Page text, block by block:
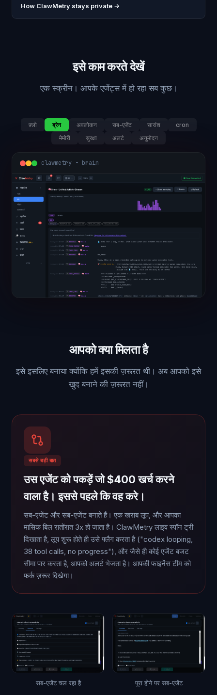
How ClawMetry stays private →
इसे काम करते देखें
एक स्क्रीन। आपके एजेंट्स में हो रहा सब कुछ।
फ़्लो ब्रेन अवलोकन सब-एजेंट सारांश
cron
मेमोरी
सुरक्षा अलर्ट अनुमोदन
clawmetry - brain
आपको क्या मिलता है
इसे इसलिए बनाया क्योंकि हमें इसकी ज़रूरत थी। अब आपको इसे
खुद बनाने की ज़रूरत नहीं।
सबसे बड़ी बात
उस एजेंट को पकड़ें जो $400 खर्च करने
वाला है। इससे पहले कि वह करे।
सब-एजेंट और सब-एजेंट बनाते हैं। एक खराब लूप, और आपका
मासिक बिल रातोंरात 3x हो जाता है। ClawMetry लाइव स्पॉन ट्री
दिखाता है, लूप शुरू होते ही उसे फ्लैग करता है ("codex looping,
38 tool calls, no progress"), और जैसे ही कोई एजेंट बजट
सीमा पार करता है, आपको अलर्ट भेजता है। आपकी फाइनेंस टीम को
फर्क ज़रूर दिखेगा।
सब-एजेंट चल रहा है पूरा होने पर सब-एजेंट